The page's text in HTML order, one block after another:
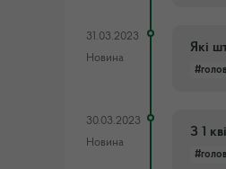
31.03.2023
Новина
Які
30.03.2023
Новина
З 1